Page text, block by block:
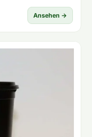
Ansehen →